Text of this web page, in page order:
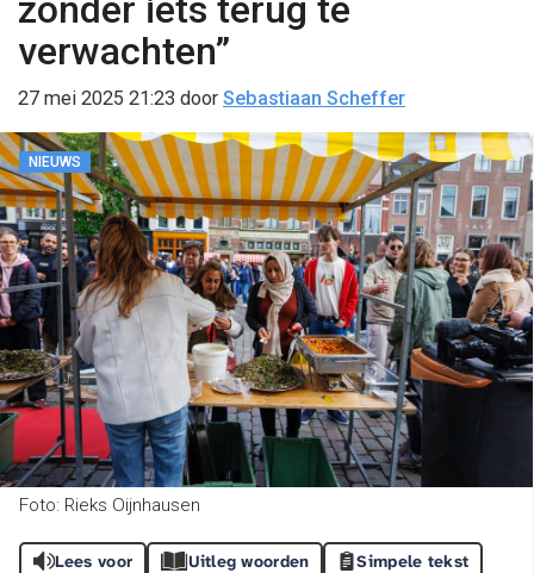
verwachten”
27 mei 2025 21:23 door Sebastiaan Scheffer
NIEUWS
Foto: Rieks Oijnhausen
Lees voor Uitleg woorden Simpele tekst